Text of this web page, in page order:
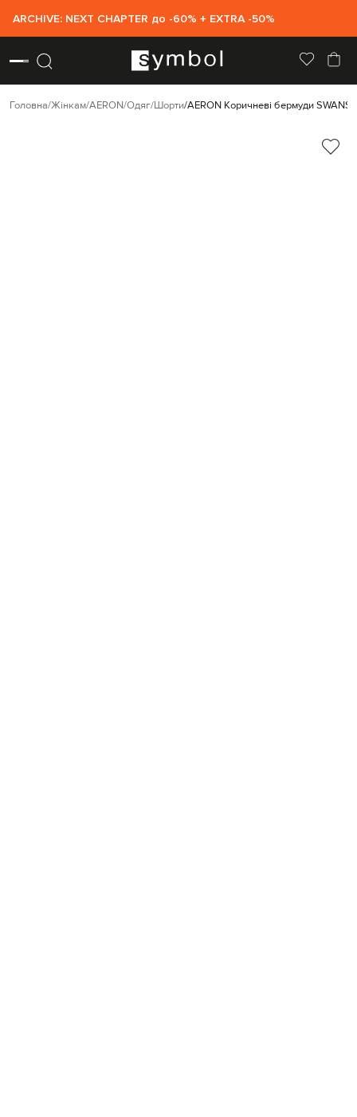
ARCHIVE: NEXT CHAPTER до -60% + EXTRA -50%
Головна Жінкам AERON Одяг Шорти AERON Коричневі бермуди SWAN